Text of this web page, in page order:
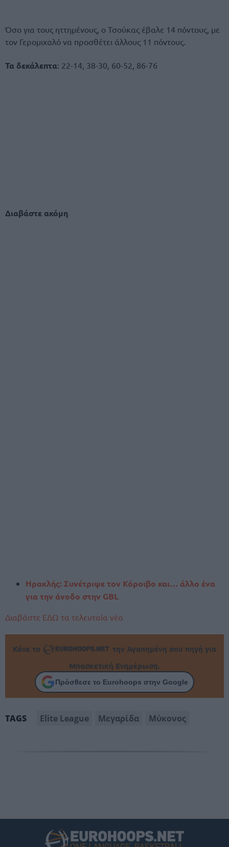
Όσο για τους ηττημένους, ο Τσούκας έβαλε 14 πόντους, με
τον Γερομιχαλό να προσθέτει άλλους 11 πόντους.
Τα δεκάλεπτα: 22-14, 38-30, 60-52, 86-76
Διαβάστε ακόμη
Ηρακλής: Συνέτριψε τον Κόροιβο και… άλλο ένα
για την άνοδο στην GBL
Διαβάστε ΕΔΩ τα τελευταία νέα
Κάνε το
την Αγαπημένη σου πηγή για
Μπασκετική Ενημέρωση.
Πρόσθεσε το Eurohoops στην Google
TAGS Elite League Μεγαρίδα Μύκονος